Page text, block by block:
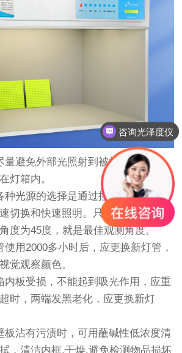
量避免外部光照射到被检测物品上，
灯箱内。
种光源的选择是通过控制箱上相应的
切换和快速照明。只要人眼或光线
度为45度，就是最佳观测角度。
用2000多小时后，应更换新灯管，
觉观察颜色。
内板受损，不能起到吸光作用，应重
时，两端发黑老化，应更换新灯
板沾有污渍时，可用蘸碱性低浓度清
，清洁内框.干燥.避免检测物品损坏
咨询光泽度仪